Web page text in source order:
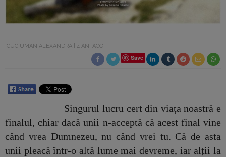
GUGIUMAN ALEXANDRA 4 ANI AGO
Save
Singurul lucru cert din viața noastră e
finalul, chiar dacă unii n-acceptă că acest final vine
când vrea Dumnezeu, nu când vrei tu. Că de asta
unii pleacă într-o altă lume mai devreme, iar alții la